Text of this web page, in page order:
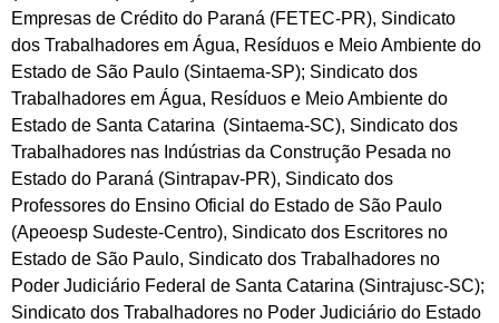
Empresas de Crédito do Paraná (FETEC-PR), Sindicato
dos Trabalhadores em Água, Resíduos e Meio Ambiente do
Estado de São Paulo (Sintaema-SP); Sindicato dos
Trabalhadores em Água, Resíduos e Meio Ambiente do
Estado de Santa Catarina (Sintaema-SC), Sindicato dos
Trabalhadores nas Indústrias da Construção Pesada no
Estado do Paraná (Sintrapav-PR), Sindicato dos
Professores do Ensino Oficial do Estado de São Paulo
(Apeoesp Sudeste-Centro), Sindicato dos Escritores no
Estado de São Paulo, Sindicato dos Trabalhadores no
Poder Judiciário Federal de Santa Catarina (Sintrajusc-SC);
Sindicato dos Trabalhadores no Poder Judiciário do Estado